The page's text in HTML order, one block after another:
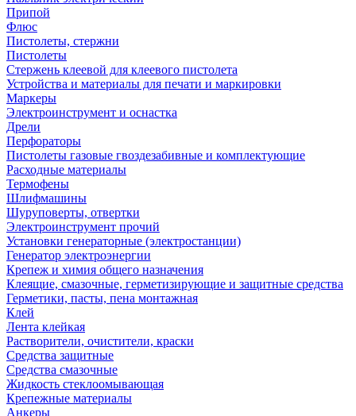
Припой
Флюс
Пистолеты, стержни
Пистолеты
Стержень клеевой для клеевого пистолета
Устройства и материалы для печати и маркировки
Маркеры
Электроинструмент и оснастка
Дрели
Перфораторы
Пистолеты газовые гвоздезабивные и комплектующие
Расходные материалы
Термофены
Шлифмашины
Шуруповерты, отвертки
Электроинструмент прочий
Установки генераторные (электростанции)
Генератор электроэнергии
Крепеж и химия общего назначения
Клеящие, смазочные, герметизирующие и защитные средства
Герметики, пасты, пена монтажная
Клей
Лента клейкая
Растворители, очистители, краски
Средства защитные
Средства смазочные
Жидкость стеклоомывающая
Крепежные материалы
Анкеры